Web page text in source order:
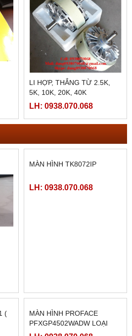
LI HỢP, THẮNG TỪ 2.5K,
5K, 10K, 20K, 40K
LH: 0938.070.068